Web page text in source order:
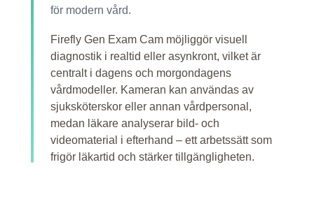
för modern vård.
Firefly Gen Exam Cam möjliggör visuell
diagnostik i realtid eller asynkront, vilket är
centralt i dagens och morgondagens
vårdmodeller. Kameran kan användas av
sjuksköterskor eller annan vårdpersonal,
medan läkare analyserar bild- och
videomaterial i efterhand – ett arbetssätt som
frigör läkartid och stärker tillgängligheten.